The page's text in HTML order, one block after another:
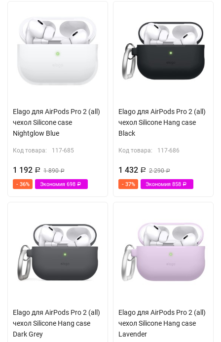
Elago для AirPods Pro 2 (all)
чехол Silicone case
Nightglow Blue
Код товара: 117-685
1 192 Р 1 890Р
- 36% Экономия 698 Р
Elago для AirPods Pro 2 (all)
чехол Silicone Hang case
Black
Код товара: 117-686
1 432 Р 2 290Р
- 37% Экономия 858 Р
Elago для AirPods Pro 2 (all)
чехол Silicone Hang case
Dark Grey
Elago для AirPods Pro 2 (all)
чехол Silicone Hang case
Lavender